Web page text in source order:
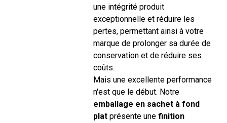
une intégrité produit
exceptionnelle et réduire les
pertes, permettant ainsi à votre
marque de prolonger sa durée de
conservation et de réduire ses
coûts.
Mais une excellente performance
n'est que le début. Notre
emballage en sachet à fond
platprésente une finition